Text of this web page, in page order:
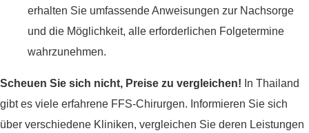
erhalten Sie umfassende Anweisungen zur Nachsorge
und die Möglichkeit, alle erforderlichen Folgetermine
wahrzunehmen.
Scheuen Sie sich nicht, Preise zu vergleichen! In Thailand
gibt es viele erfahrene FFS-Chirurgen. Informieren Sie sich
über verschiedene Kliniken, vergleichen Sie deren Leistungen